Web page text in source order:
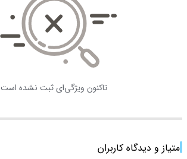
تاکنون ویژگی‌ای ثبت نشده است
امتیاز و دیدگاه کاربران